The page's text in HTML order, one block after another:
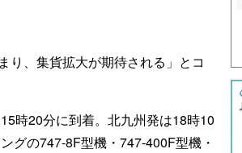
り、集貨拡大が期待される」とコ
時20分に到着。北九州発は18時10
グの747-8F型機・747-400F型機・